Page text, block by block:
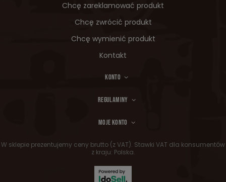
Chcę zareklamować produkt
Chcę zwrócić produkt
Chcę wymienić produkt
Kontakt
KONTO
REGULAMINY
MOJE KONTO
W sklepie prezentujemy ceny brutto (z VAT). Stawki VAT dla konsumentów
z kraju: Polska.